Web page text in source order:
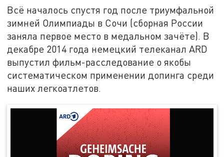
Всё началось спустя год после триумфальной
зимней Олимпиады в Сочи (сборная России
заняла первое место в медальном зачёте). В
декабре 2014 года немецкий телеканал ARD
выпустил фильм-расследование о якобы
систематическом применении допинга среди
наших легкоатлетов.